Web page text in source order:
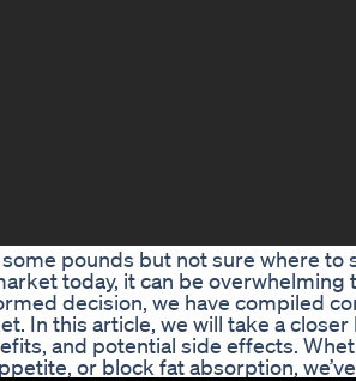
pounds but not sure where
today, it can be
decision, we have compiled
In this article, we will take a
and potential side effects.
or block fat absorption,